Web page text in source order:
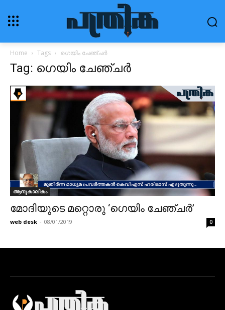
Home Tags ഗെയിം ചേഞ്ചർ
Tag: ഗെയിം ചേഞ്ചർ
ആനുകാലികം
മോദിയുടെ മറ്റൊരു ‘ഗെയിം ചേഞ്ചർ’
web desk - 08/01/2019 0